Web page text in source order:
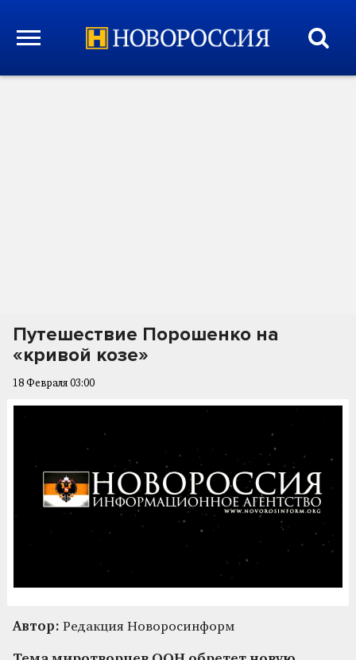
Путешествие Порошенко на
«кривой козе»
18 Февраля 03:00
Автор: Редакция Новоросинформ